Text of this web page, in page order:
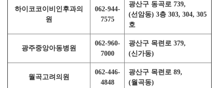
하이코코이비인후과의
원
062-944-
7575
광산구 동곡로 739,
(선암동) 3층 303, 304, 305
호
광주중앙아동병원
062-960-
7000
광산구 목련로 379,
(신가동)
월곡고려의원
062-446-
4848
광산구 목련로 89,
(월곡동)